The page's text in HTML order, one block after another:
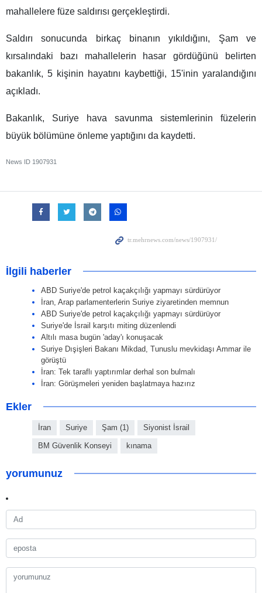
mahallelere füze saldırısı gerçekleştirdi.
Saldırı sonucunda birkaç binanın yıkıldığını, Şam ve
kırsalındaki bazı mahallelerin hasar gördüğünü belirten
bakanlık, 5 kişinin hayatını kaybettiği, 15'inin yaralandığını
açıkladı.
Bakanlık, Suriye hava savunma sistemlerinin füzelerin
büyük bölümüne önleme yaptığını da kaydetti.
News ID 1907931
İlgili haberler
ABD Suriye'de petrol kaçakçılığı yapmayı sürdürüyor
İran, Arap parlamenterlerin Suriye ziyaretinden memnun
ABD Suriye'de petrol kaçakçılığı yapmayı sürdürüyor
Suriye'de İsrail karşıtı miting düzenlendi
Altılı masa bugün 'aday'ı konuşacak
Suriye Dışişleri Bakanı Mikdad, Tunuslu mevkidaşı Ammar ile
görüştü
İran: Tek taraflı yaptırımlar derhal son bulmalı
İran: Görüşmeleri yeniden başlatmaya hazırız
Ekler
İran Suriye Şam (1) Siyonist İsrail
BM Güvenlik Konseyi kınama
yorumunuz